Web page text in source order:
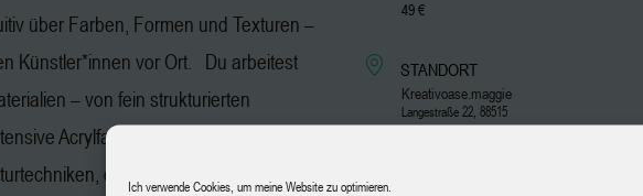
Ich verwende Cookies, um meine Website zu optimieren.
über Farben, Formen und Texturen –
Künstler*innen vor Ort. Du arbeitest
– von fein strukturierten
Acrylfarben bis hin zu
die deinem Bild Tiefe und
49 €
STANDORT
Kreativoase.maggie
Langestraße 22, 88515